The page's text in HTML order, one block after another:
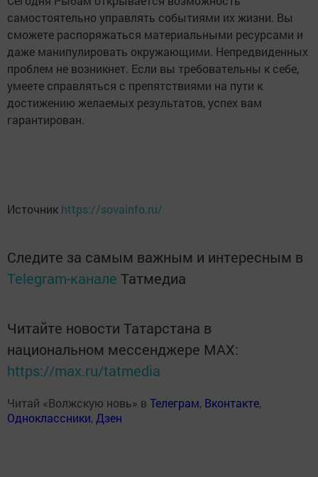
самостоятельно управлять событиями их жизни. Вы
сможете распоряжаться материальными ресурсами и
даже манипулировать окружающими. Непредвиденных
проблем не возникнет. Если вы требовательны к себе,
умеете справляться с препятствиями на пути к
достижению желаемых результатов, успех вам
гарантирован.
Источник https://sovainfo.ru/
Следите за самым важным и интересным в
Telegram-канале Татмедиа
Читайте новости Татарстана в
национальном мессенджере MАХ:
https://max.ru/tatmedia
Читай «Волжскую новь» в Телеграм, Вконтакте,
Одноклассники, Дзен